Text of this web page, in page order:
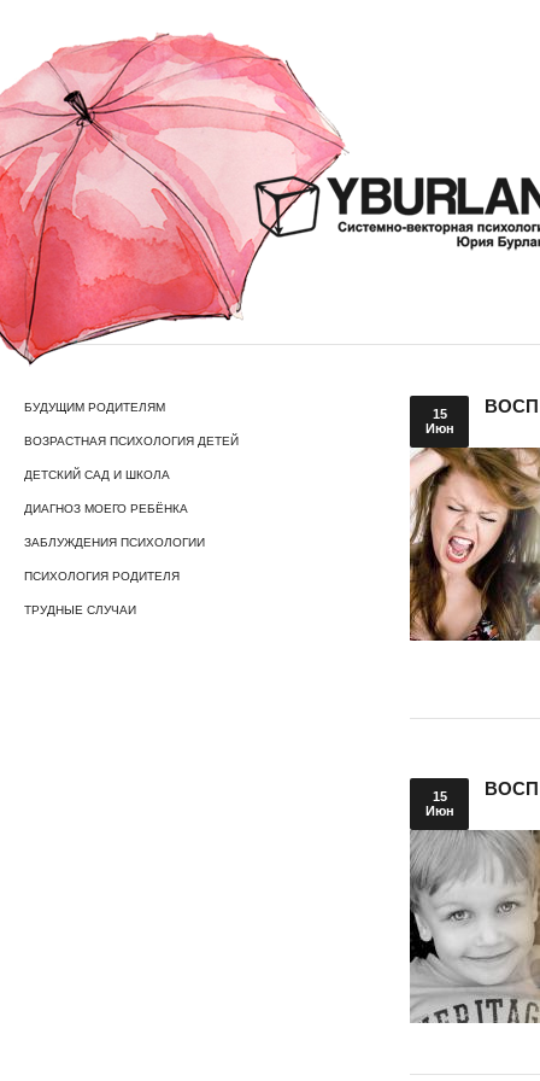
БУДУЩИМ РОДИТЕЛЯМ
ВОЗРАСТНАЯ ПСИХОЛОГИЯ ДЕТЕЙ
ДЕТСКИЙ САД И ШКОЛА
ДИАГНОЗ МОЕГО РЕБЁНКА
ЗАБЛУЖДЕНИЯ ПСИХОЛОГИИ
ПСИХОЛОГИЯ РОДИТЕЛЯ
ТРУДНЫЕ СЛУЧАИ
15
Июн
15
Июн